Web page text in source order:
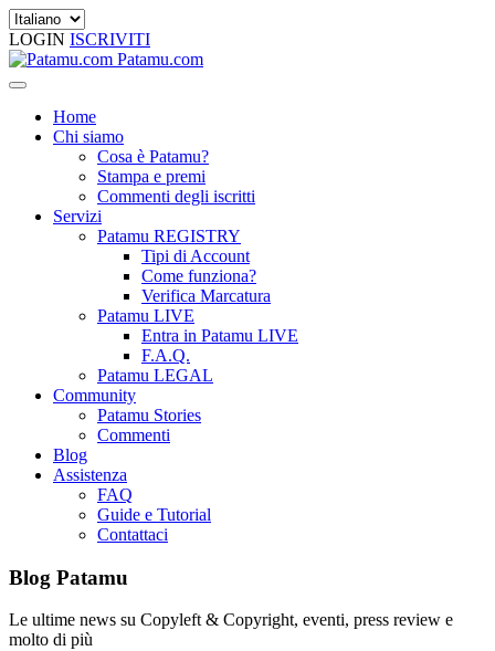
LOGIN ISCRIVITI
Patamu.com
Home
Chi siamo
Cosa è Patamu?
Stampa e premi
Commenti degli iscritti
Servizi
Patamu REGISTRY
Tipi di Account
Come funziona?
Verifica Marcatura
Patamu LIVE
Entra in Patamu LIVE
F.A.Q.
Patamu LEGAL
Community
Patamu Stories
Commenti
Blog
Assistenza
FAQ
Guide e Tutorial
Contattaci
Blog Patamu
Le ultime news su Copyleft & Copyright, eventi, press review e
molto di più